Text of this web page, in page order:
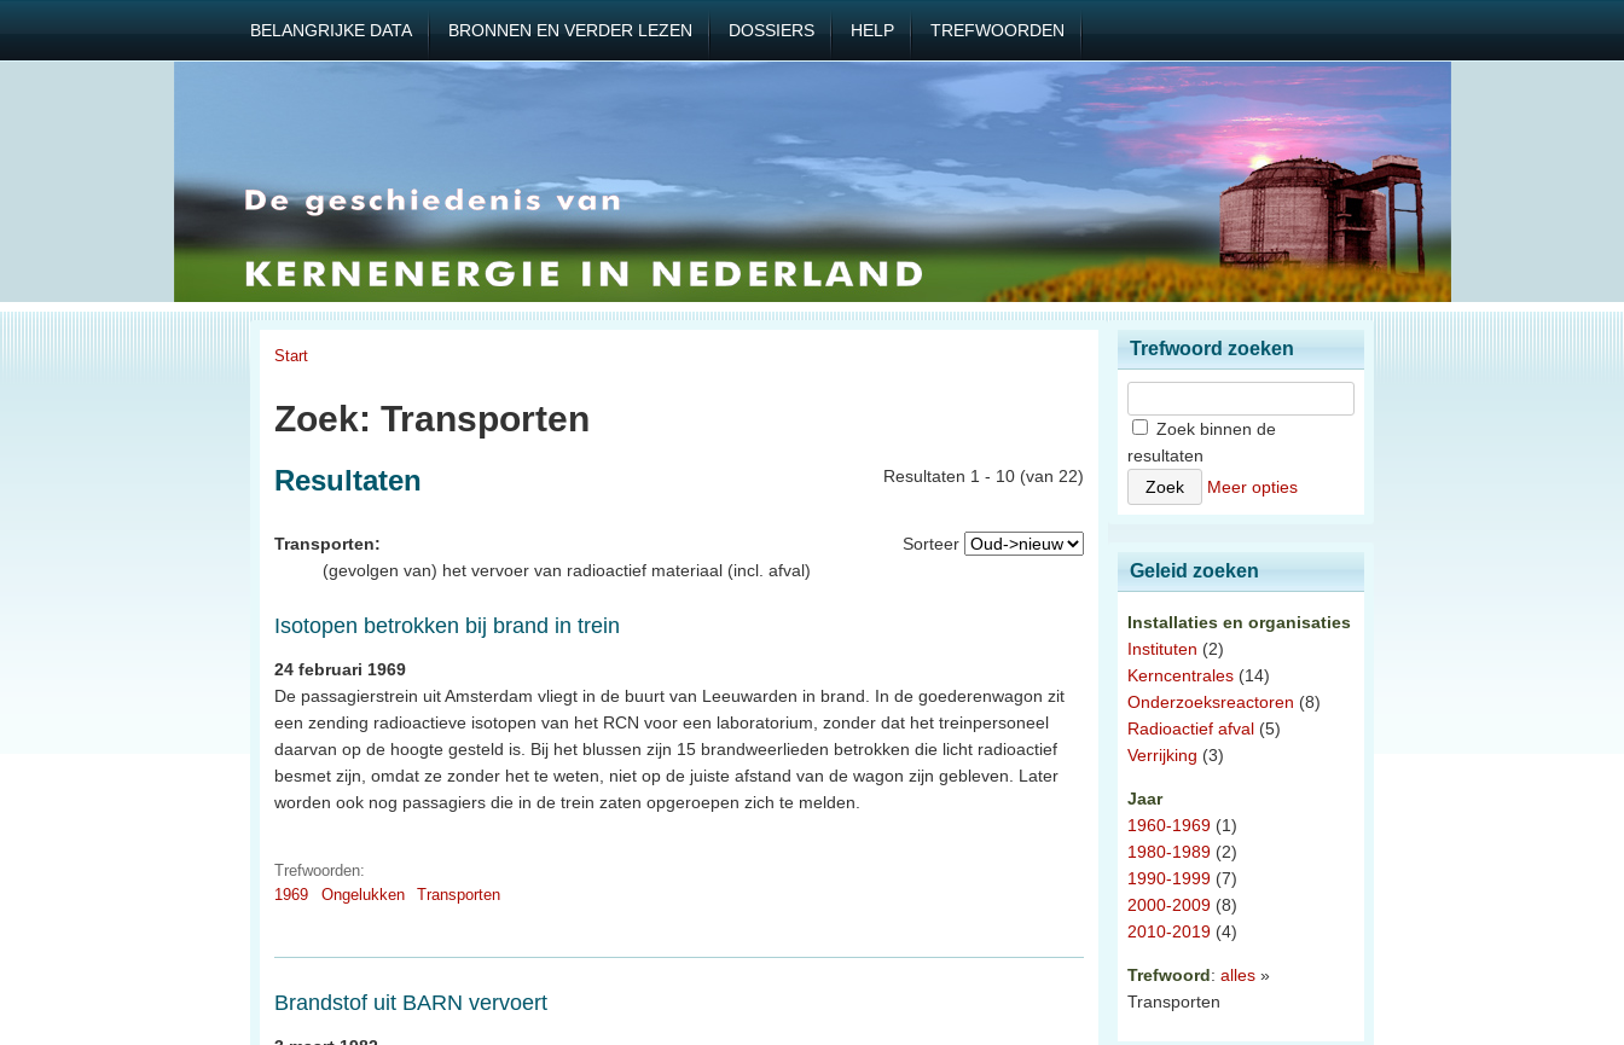
BELANGRIJKE DATA BRONNEN EN VERDER LEZEN DOSSIERS HELP TREFWOORDEN
Start
Zoek: Transporten
Resultaten 1 - 10 (van 22)
Resultaten
Sorteer
Transporten:
(gevolgen van) het vervoer van radioactief materiaal (incl. afval)
Isotopen betrokken bij brand in trein
24 februari 1969
De passagierstrein uit Amsterdam vliegt in de buurt van Leeuwarden in brand. In de goederenwagon zit
een zending radioactieve isotopen van het RCN voor een laboratorium, zonder dat het treinpersoneel
daarvan op de hoogte gesteld is. Bij het blussen zijn 15 brandweerlieden betrokken die licht radioactief
besmet zijn, omdat ze zonder het te weten, niet op de juiste afstand van de wagon zijn gebleven. Later
worden ook nog passagiers die in de trein zaten opgeroepen zich te melden.
Trefwoorden:
1969
Ongelukken Transporten
Brandstof uit BARN vervoert
Trefwoord zoeken
Zoek binnen de
resultaten
Meer opties
Geleid zoeken
Installaties en organisaties
Instituten (2)
Kerncentrales (14)
Onderzoeksreactoren (8)
Radioactief afval (5)
Verrijking (3)
Jaar
1960-1969 (1)
1980-1989 (2)
1990-1999 (7)
2000-2009 (8)
2010-2019 (4)
Trefwoord: alles »
Transporten